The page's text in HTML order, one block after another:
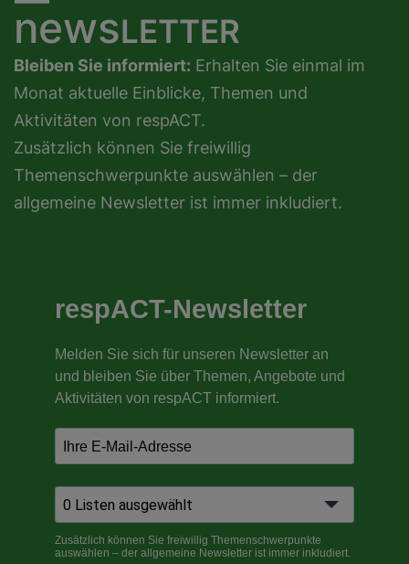
newsLETTER
Bleiben Sie informiert: Erhalten Sie einmal im
Monat aktuelle Einblicke, Themen und
Aktivitäten von respACT.
Zusätzlich können Sie freiwillig
Themenschwerpunkte auswählen – der
allgemeine Newsletter ist immer inkludiert.